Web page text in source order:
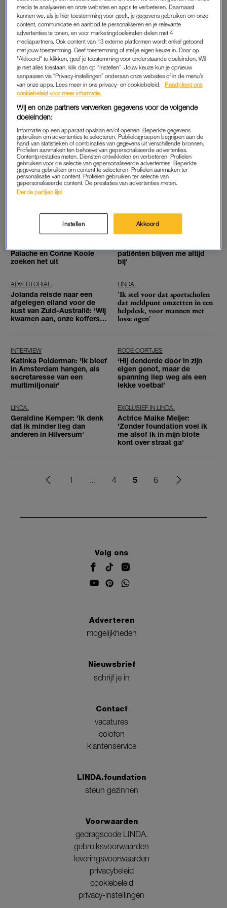
taboe? Ronit Palache en
Corine Koole zoeken het uit
(rol)model zijn en haar
zeemeerminpak: 'Veel
minder comfortabel dan ik
als 7-jarig meisje dacht'
ADVERTORIAL
Zin om te bingen? Déze
(iconische) queer series
verdienen een plek op je
kijklijst
KONINKLIJK
PREMIUM | Ter ere van ons
nummer 'LEVE DE
KROONPRINSES, love
Amalia' documentaire
cadeau
OPVOEDEN
PREMIUM | Bonusmoeder:
de moeilijkste baan ter
wereld
INTERVIEW
optreden: 'Er kwam een stel
het podium op, dat op een
kleedje ging bonken'
ADVERTORIAL
Op de fiets met jonge kids? Zo
wordt het ineens hartstikke
makkelijk
INTERVIEW
Floor Jansen: 'Het aantal
opmerkingen dat ik krijg
Huilen waar anderen bij zijn,
Palache en Corine Koole
zoeken het uit
SANDER DE HOSSON
'Namen vergeet ik, maar
patiënten blijven me altijd
bij'
ADVERTORIAL
Jolanda reisde naar een
afgelegen eiland voor de
kust van Zuid-Australië: 'Wij
kwamen aan, onze koffers
LINDA.
'Ik stel voor dat sportscholen
dat meldpunt omzetten in een
helpdesk, voor mannen met
losse ogen'
INTERVIEW
Katinka Polderman: 'Ik bleef
in Amsterdam hangen, als
secretaresse van een
multimiljonair'
RODE OORTJES
‘Hij denderde door in zijn
eigen genot, maar de
spanning liep weg als een
lekke voetbal’
LINDA.
Geraldine Kemper: 'Ik denk
dat ik minder lieg dan
anderen in Hilversum'
EXCLUSIEF IN LINDA.
Actrice Maike Meijer:
'Zonder foundation voel ik
me alsof ik in mijn blote
kont over straat ga'
1 ... 4 5 6
Volg ons
Adverteren
mogelijkheden
Nieuwsbrief
schrijf je in
Contact
vacatures
colofon
klantenservice
LINDA.foundation
steun gezinnen
Voorwaarden
gedragscode LINDA.
gebruiksvoorwaarden
leveringsvoorwaarden
privacybeleid
cookiebeleid
privacy-instellingen
media te analyseren en onze websites en apps te verbeteren. Daarnaast
kunnen we, als je hier toestemming voor geeft, je gegevens gebruiken om onze
content, communicatie en aanbod te personaliseren en je relevante
advertenties te tonen, en voor marketingdoeleinden delen met 4
mediapartners. Ook content van 13 externe platformen wordt enkel getoond
met jouw toestemming. Geef toestemming of stel je eigen keuze in. Door op
"Akkoord" te klikken, geef je toestemming voor onderstaande doeleinden. Wil
je niet alles toestaan, klik dan op “Instellen”. Jouw keuze kun je opnieuw
aanpassen via “Privacy-instellingen” onderaan onze websites of in de menu’s
van onze apps. Lees meer in ons privacy- en cookiebeleid.
Raadpleeg ons
cookiebeleid voor meer informatie.
Wij en onze partners verwerken gegevens voor de volgende
doeleinden:
Informatie op een apparaat opslaan en/of openen. Beperkte gegevens
gebruiken om advertenties te selecteren. Publieksgroepen begrijpen aan de
hand van statistieken of combinaties van gegevens uit verschillende bronnen.
Profielen aanmaken ten behoeve van gepersonaliseerde advertenties.
Contentprestaties meten. Diensten ontwikkelen en verbeteren. Profielen
gebruiken voor de selectie van gepersonaliseerde advertenties. Beperkte
gegevens gebruiken om content te selecteren. Profielen aanmaken ter
personalisatie van content. Profielen gebruiken ter selectie van
gepersonaliseerde content. De prestaties van advertenties meten.
Derde partijen lijst
Instellen Akkoord